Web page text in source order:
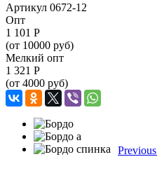
Артикул 0672-12
Опт
1 101 Р
(от 10000 руб)
Мелкий опт
1 321 Р
(от 4000 руб)
Previous